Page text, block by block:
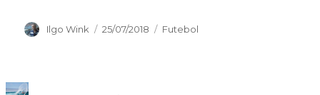
Autor
Ilgo Wink
Publicado
25/07/2018 Categorias
Futebol